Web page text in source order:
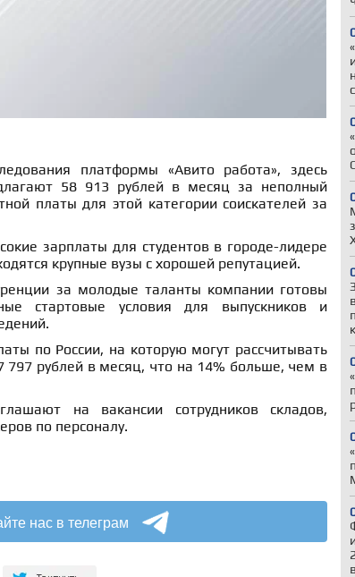
платформы «Авито работа», здесь
58 913 рублей в месяц за неполный
платы для этой категории соискателей за
зарплаты для студентов в городе-лидере
крупные вузы с хорошей репутацией.
за молодые таланты компании готовы
стартовые условия для выпускников и
по России, на которую могут рассчитывать
797 рублей в месяц, что на 14% больше, чем в
на вакансии сотрудников складов,
по персоналу.
нас в телеграм